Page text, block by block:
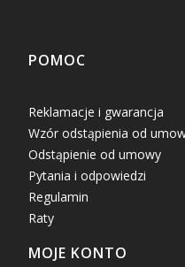
Linki w stopce
POMOC
Reklamacje i gwarancja
Wzór odstąpienia od
Odstąpienie od umowy
Pytania i odpowiedzi
Regulamin
Raty
MOJE KONTO